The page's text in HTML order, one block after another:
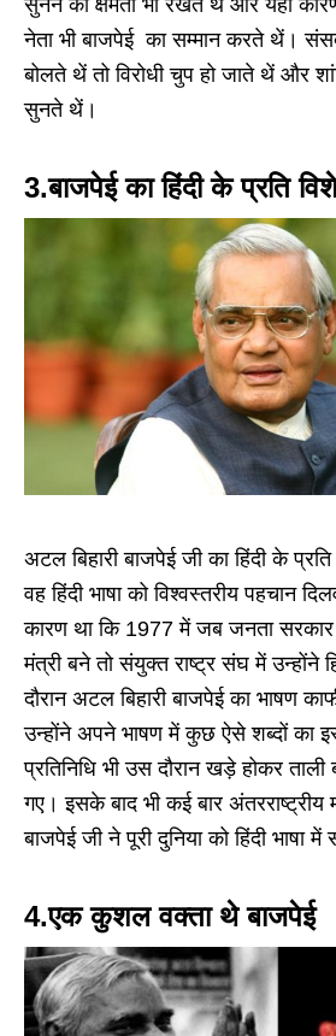
सुनने की क्षमता भी रखते थें और यही
नेता भी बाजपेई का सम्मान करते थें।
बोलते थें तो विरोधी चुप हो जाते थें और
सुनते थें।
3.बाजपेई का हिंदी के प्रति
अटल बिहारी बाजपेई जी का हिंदी के
वह हिंदी भाषा को विश्वस्तरीय पहचान
कारण था कि 1977 में जब जनता सरकार
मंत्री बने तो संयुक्त राष्ट्र संघ में उन्होंने
दौरान अटल बिहारी बाजपेई का भाषण
उन्होंने अपने भाषण में कुछ ऐसे शब्दों का
प्रतिनिधि भी उस दौरान खड़े होकर
गए। इसके बाद भी कई बार अंतरराष्ट्रीय
बाजपेई जी ने पूरी दुनिया को हिंदी भाषा में
4.एक कुशल वक्ता थे बाजपेई